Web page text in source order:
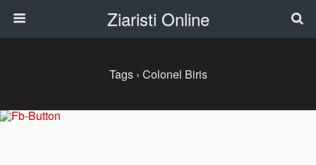
Ziaristi Online
Tags › Colonel Biris